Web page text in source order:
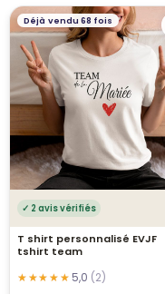
Déjà vendu 68 fois
✓ 2 avis vérifiés
T shirt personnalisé EVJF
tshirt team
5,0 (2)